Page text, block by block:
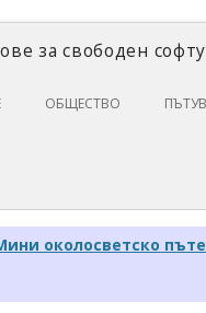
за свободен
ОБЩЕСТВО
ЦИФРОВИ ПРАВА
околосветско